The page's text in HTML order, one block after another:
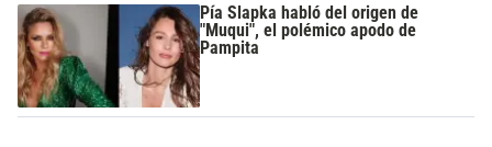
Pía Slapka habló del origen de
"Muqui", el polémico apodo de
Pampita